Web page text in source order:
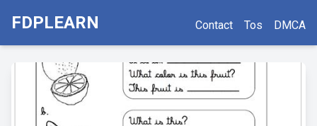
FDPLEARN Contact Tos DMCA